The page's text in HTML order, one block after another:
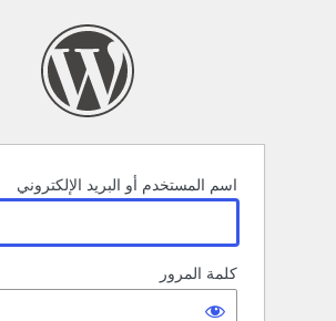
اسم المستخدم أو البريد الإلكتروني
كلمة المرور